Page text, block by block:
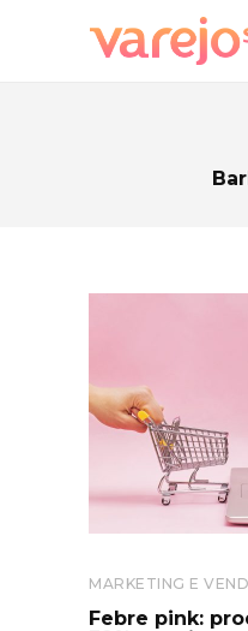
MARKETING E
Febre pink: